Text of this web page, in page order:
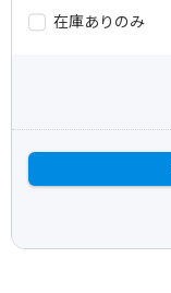
在庫ありのみ